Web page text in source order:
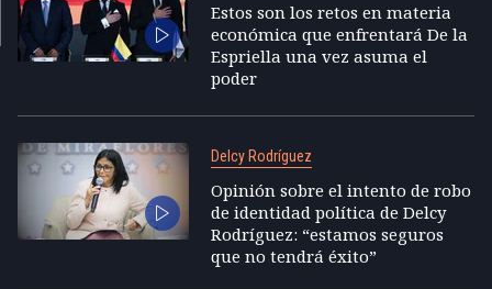
Estos son los retos en materia
económica que enfrentará De la
Espriella una vez asuma el
poder
Delcy Rodríguez
Opinión sobre el intento de robo
de identidad política de Delcy
Rodríguez: “estamos seguros
que no tendrá éxito”